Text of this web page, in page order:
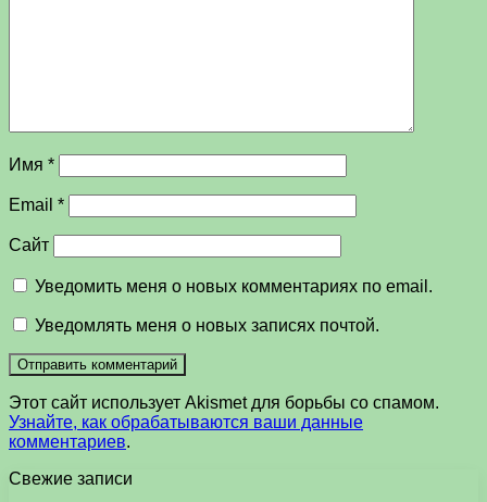
Имя *
Email *
Сайт
Уведомить меня о новых комментариях по email.
Уведомлять меня о новых записях почтой.
Этот сайт использует Akismet для борьбы со спамом.
Узнайте, как обрабатываются ваши данные
комментариев.
Свежие записи